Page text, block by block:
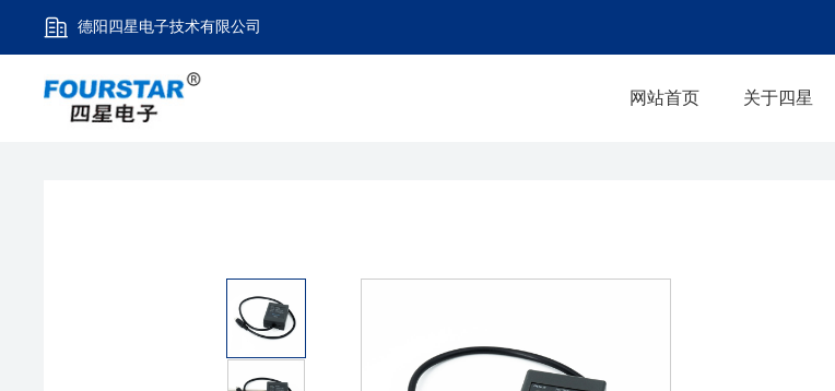
德阳四星电子技术有限公司
网站首页 关于四星